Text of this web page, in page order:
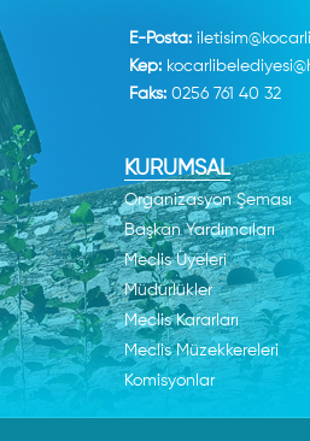
E-Posta:
Kep:
Faks:0256 761 40 32
KURUMSAL
Organizasyon Şeması
Başkan Yardımcıları
Meclis Üyeleri
Müdürlükler
Meclis Kararları
Meclis Müzekkereleri
Komisyonlar